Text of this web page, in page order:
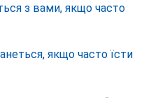
з вами, якщо часто
якщо часто їсти